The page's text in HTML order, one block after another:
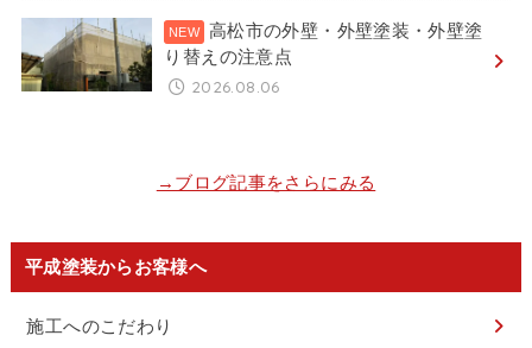
高松市の外壁・外壁塗装・外壁塗
り替えの注意点
2026.08.06
→ブログ記事をさらにみる
平成塗装からお客様へ
施工へのこだわり